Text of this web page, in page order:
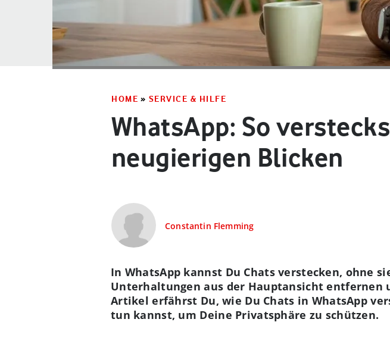
HOME » SERVICE & HILFE
WhatsApp: So
neugierigen Blicken
Constantin Flemming
In WhatsApp kannst Du Chats verstecken, ohne
Unterhaltungen aus der Hauptansicht
Artikel erfährst Du, wie Du Chats in WhatsApp
tun kannst, um Deine Privatsphäre zu schützen.